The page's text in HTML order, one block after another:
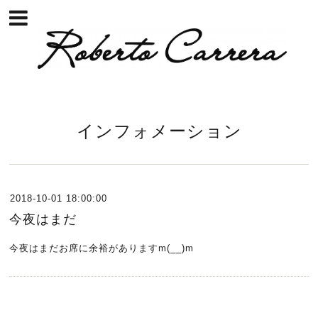
インフォメーション
2018-10-01 18:00:00
今夜はまだ
今夜はまだお席に余裕がありますm(__)m